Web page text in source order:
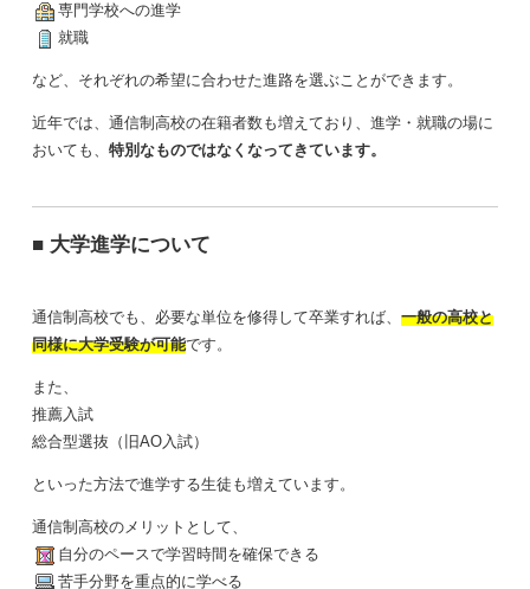
専門学校への進学
就職
など、それぞれの希望に合わせた進路を選ぶことができます。
近年では、通信制高校の在籍者数も増えており、進学・就職の場に
おいても、 特別なものではなくなってきています。
■ 大学進学について
通信制高校でも、必要な単位を修得して卒業すれば、 一般の高校と
同様に大学受験が可能です。
また、
推薦入試
総合型選抜（旧AO入試）
といった方法で進学する生徒も増えています。
通信制高校のメリットとして、
自分のペースで学習時間を確保できる
苦手分野を重点的に学べる